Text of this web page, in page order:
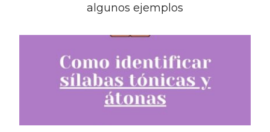
algunos ejemplos